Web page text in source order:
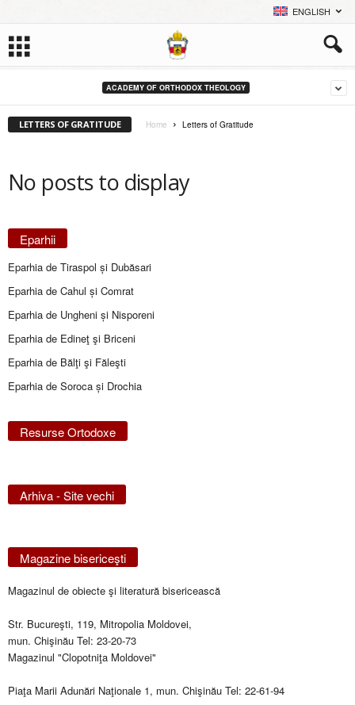
ENGLISH
ACADEMY OF ORTHODOX THEOLOGY
LETTERS OF GRATITUDE Home Letters of Gratitude
No posts to display
Eparhii
Eparhia de Tiraspol și Dubăsari
Eparhia de Cahul și Comrat
Eparhia de Ungheni și Nisporeni
Eparhia de Edineţ şi Briceni
Eparhia de Bălţi şi Făleşti
Eparhia de Soroca și Drochia
Resurse Ortodoxe
Arhiva - Site vechi
Magazine bisericeşti
Magazinul de obiecte şi literatură bisericească
Str. Bucureşti, 119, Mitropolia Moldovei,
mun. Chişinău Tel: 23-20-73
Magazinul "Clopotniţa Moldovei"
Piaţa Marii Adunări Naţionale 1, mun. Chişinău Tel: 22-61-94